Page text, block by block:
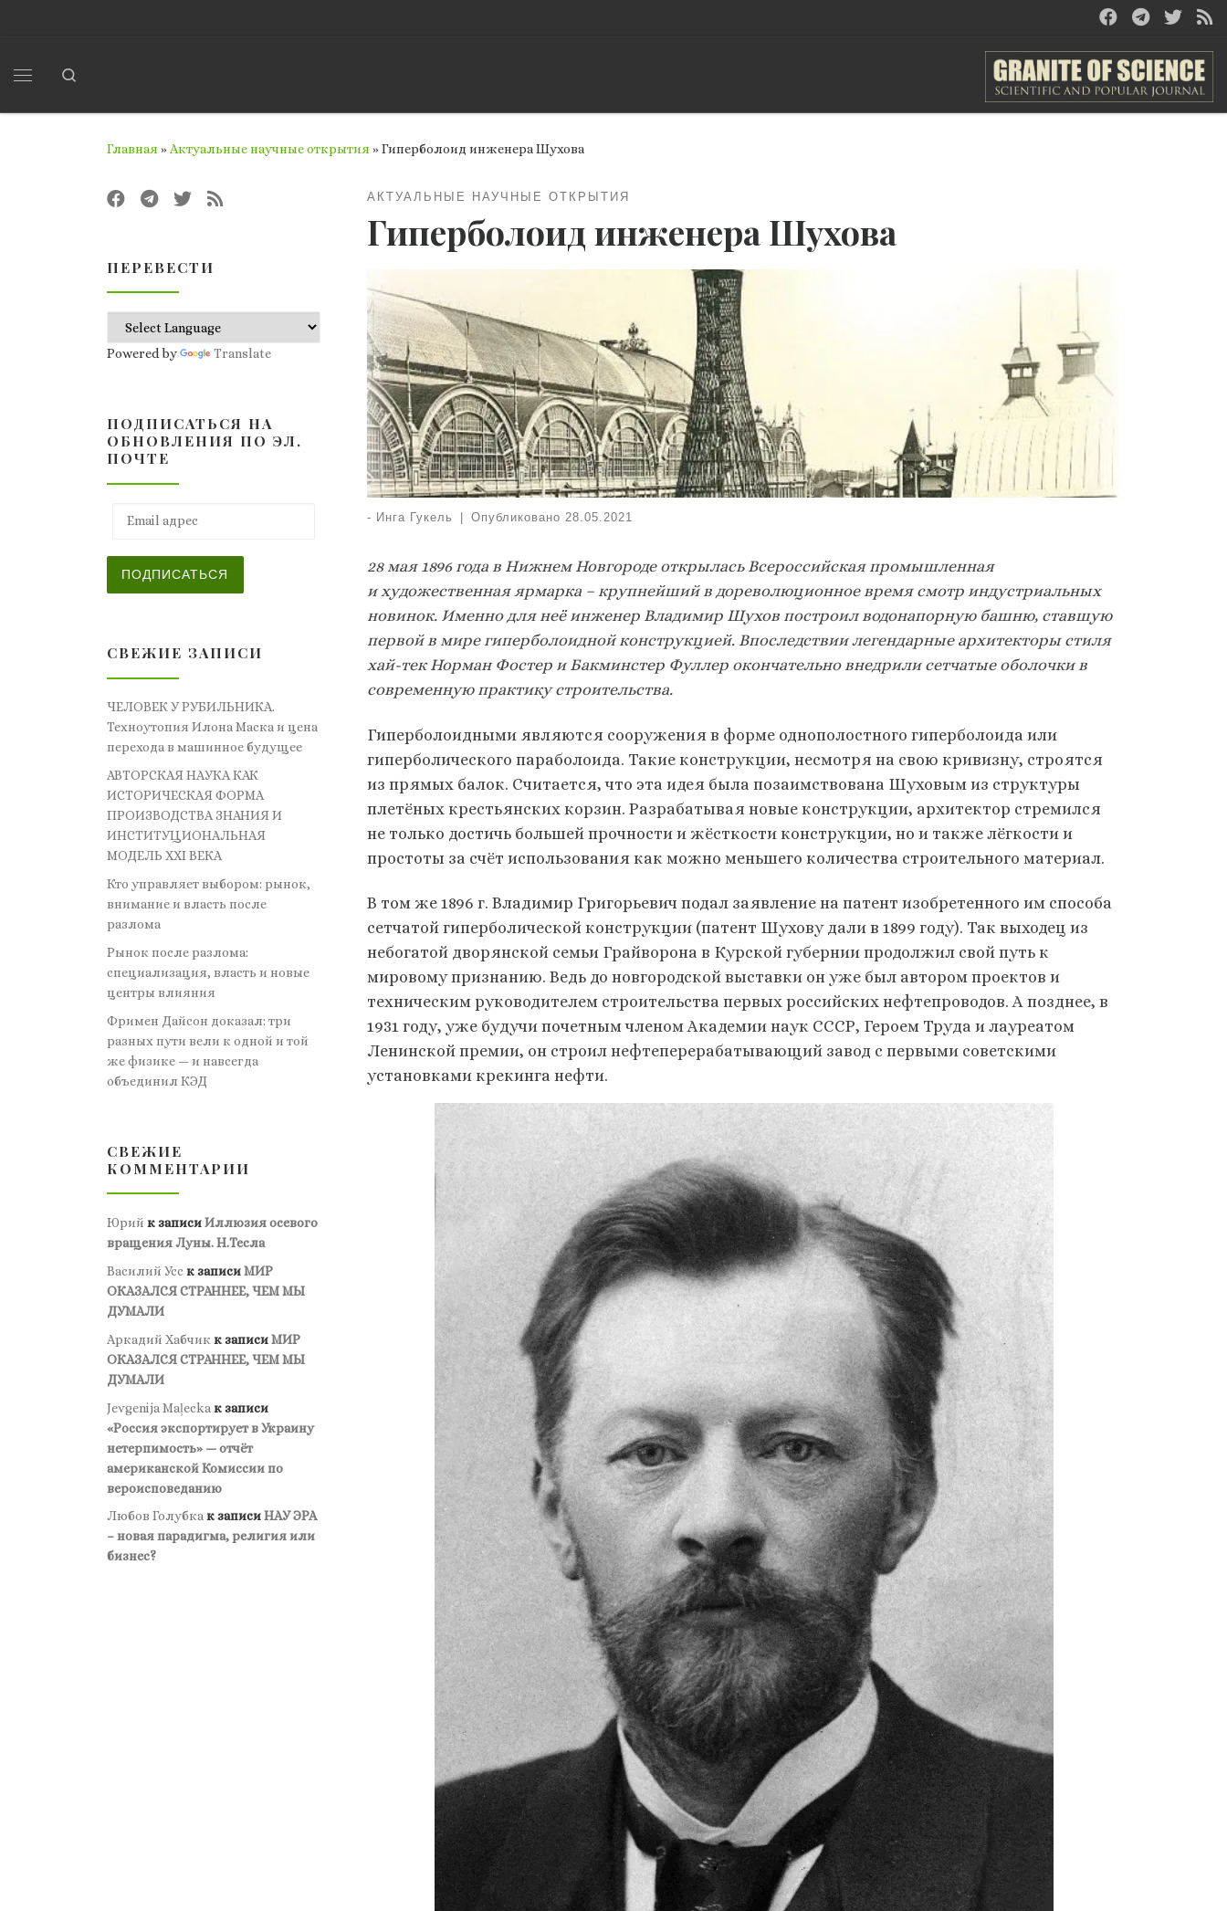
Главная »Актуальные научные открытия »Гиперболоид инженера Шухова
АКТУАЛЬНЫЕ НАУЧНЫЕ ОТКРЫТИЯ
Гиперболоид инженера Шухова
- Инга Гукель Опубликовано 28.05.2021
28 мая 1896 года в Нижнем Новгороде открылась Всероссийская промышленная
и художественная ярмарка – крупнейший в дореволюционное время смотр индустриальных
новинок. Именно для неё инженер Владимир Шухов построил водонапорную башню, ставшую
первой в мире гиперболоидной конструкцией. Впоследствии легендарные архитекторы стиля
хай-тек Норман Фостер и Бакминстер Фуллер окончательно внедрили сетчатые оболочки в
современную практику строительства.
Гиперболоидными являются сооружения в форме однополостного гиперболоида или
гиперболического параболоида. Такие конструкции, несмотря на свою кривизну, строятся
из прямых балок. Считается, что эта идея была позаимствована Шуховым из структуры
плетёных крестьянских корзин. Разрабатывая новые конструкции, архитектор стремился
не только достичь большей прочности и жёсткости конструкции, но и также лёгкости и
простоты за счёт использования как можно меньшего количества строительного материал.
В том же 1896 г. Владимир Григорьевич подал заявление на патент изобретенного им способа
сетчатой гиперболической конструкции (патент Шухову дали в 1899 году). Так выходец из
небогатой дворянской семьи Грайворона в Курской губернии продолжил свой путь к
мировому признанию. Ведь до новгородской выставки он уже был автором проектов и
техническим руководителем строительства первых российских нефтепроводов. А позднее, в
1931 году, уже будучи почетным членом Академии наук СССР, Героем Труда и лауреатом
Ленинской премии, он строил нефтеперерабатывающий завод с первыми советскими
установками крекинга нефти.
ПЕРЕВЕСТИ
Powered by Translate
ПОДПИСАТЬСЯ НА
ОБНОВЛЕНИЯ ПО ЭЛ.
ПОЧТЕ
ПОДПИСАТЬСЯ
СВЕЖИЕ ЗАПИСИ
ЧЕЛОВЕК У РУБИЛЬНИКА.
Техноутопия Илона Маска и цена
перехода в машинное будущее
АВТОРСКАЯ НАУКА КАК
ИСТОРИЧЕСКАЯ ФОРМА
ПРОИЗВОДСТВА ЗНАНИЯ И
ИНСТИТУЦИОНАЛЬНАЯ
МОДЕЛЬ XXI ВЕКА
Кто управляет выбором: рынок,
внимание и власть после
разлома
Рынок после разлома:
специализация, власть и новые
центры влияния
Фримен Дайсон доказал: три
разных пути вели к одной и той
же физике — и навсегда
объединил КЭД
СВЕЖИЕ
КОММЕНТАРИИ
Юрий к записиИллюзия осевого
вращения Луны. Н.Тесла
Василий Усс к записиМИР
ОКАЗАЛСЯ СТРАННЕЕ, ЧЕМ МЫ
ДУМАЛИ
Аркадий Хабчик к записиМИР
ОКАЗАЛСЯ СТРАННЕЕ, ЧЕМ МЫ
ДУМАЛИ
Jevgenija Maļecka к записи
«Россия экспортирует в Украину
нетерпимость» — отчёт
американской Комиссии по
вероисповеданию
Любов Голубкак записиНАУ ЭРА
– новая парадигма, религия или
бизнес?